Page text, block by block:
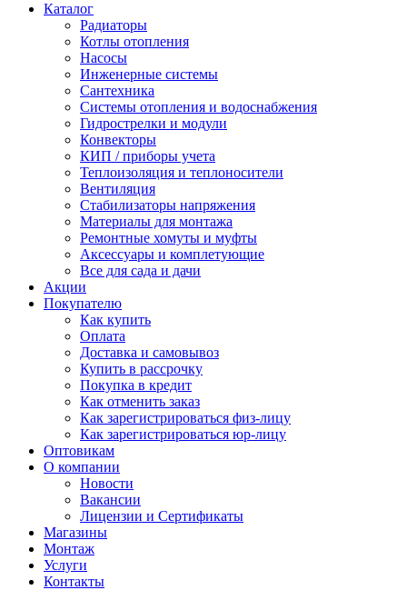
Каталог
Радиаторы
Котлы отопления
Насосы
Инженерные системы
Сантехника
Системы отопления и водоснабжения
Гидрострелки и модули
Конвекторы
КИП / приборы учета
Теплоизоляция и теплоносители
Вентиляция
Стабилизаторы напряжения
Материалы для монтажа
Ремонтные хомуты и муфты
Аксессуары и комплетующие
Все для сада и дачи
Акции
Покупателю
Как купить
Оплата
Доставка и самовывоз
Купить в рассрочку
Покупка в кредит
Как отменить заказ
Как зарегистрироваться физ-лицу
Как зарегистрироваться юр-лицу
Оптовикам
О компании
Новости
Вакансии
Лицензии и Сертификаты
Магазины
Монтаж
Услуги
Контакты